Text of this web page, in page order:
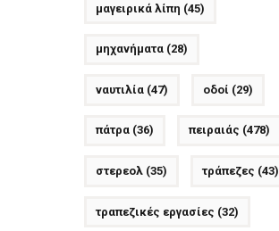
μαγειρικά λίπη (45)
μηχανήματα(28)
ναυτιλία(47) οδοί (29)
πάτρα(36) πειραιάς (478)
στερεολ(35) τράπεζες (43)
τραπεζικές εργασίες (32)